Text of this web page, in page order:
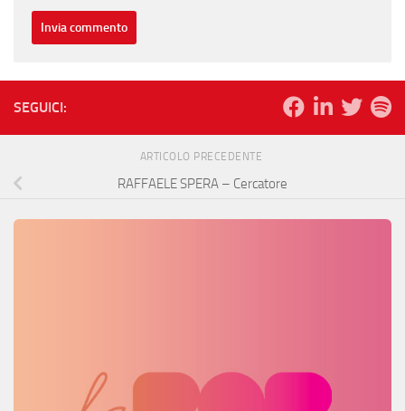
SEGUICI:
ARTICOLO PRECEDENTE
RAFFAELE SPERA – Cercatore